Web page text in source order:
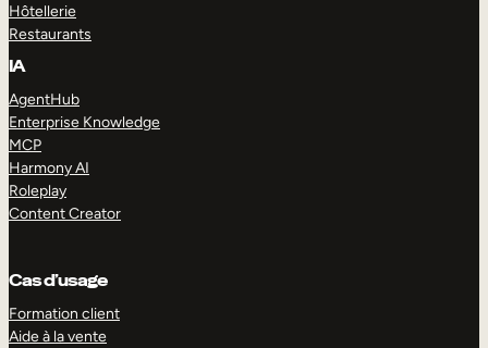
Hôtellerie
Restaurants
IA
AgentHub
Enterprise Knowledge
MCP
Harmony AI
Roleplay
Content Creator
Cas d’usage
Formation client
Aide à la vente